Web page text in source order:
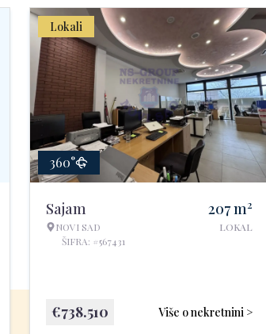
Lokali
360°
Sajam
NOVI SAD
ŠIFRA: #567431
207m2
LOKAL
Više o nekretnini >
€738.510